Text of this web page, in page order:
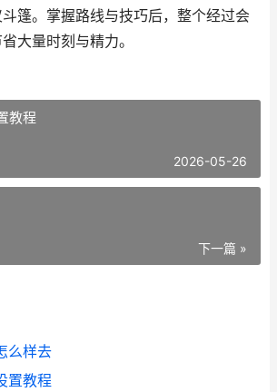
篷。掌握路线与技巧后，整个经过会
大量时刻与精力。
教程
2026-05-26
下一篇 »
么样去
置教程